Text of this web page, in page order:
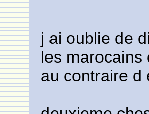
j ai oublie de
les marocains
au contraire d